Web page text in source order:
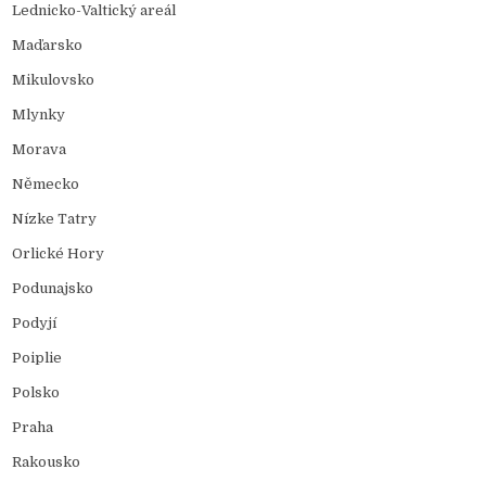
Lednicko-Valtický areál
Maďarsko
Mikulovsko
Mlynky
Morava
Německo
Nízke Tatry
Orlické Hory
Podunajsko
Podyjí
Poiplie
Polsko
Praha
Rakousko